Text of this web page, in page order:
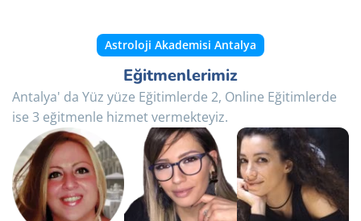
Astroloji Akademisi Antalya
Eğitmenlerimiz
Antalya' da Yüz yüze Eğitimlerde 2, Online Eğitimlerde
ise 3 eğitmenle hizmet vermekteyiz.